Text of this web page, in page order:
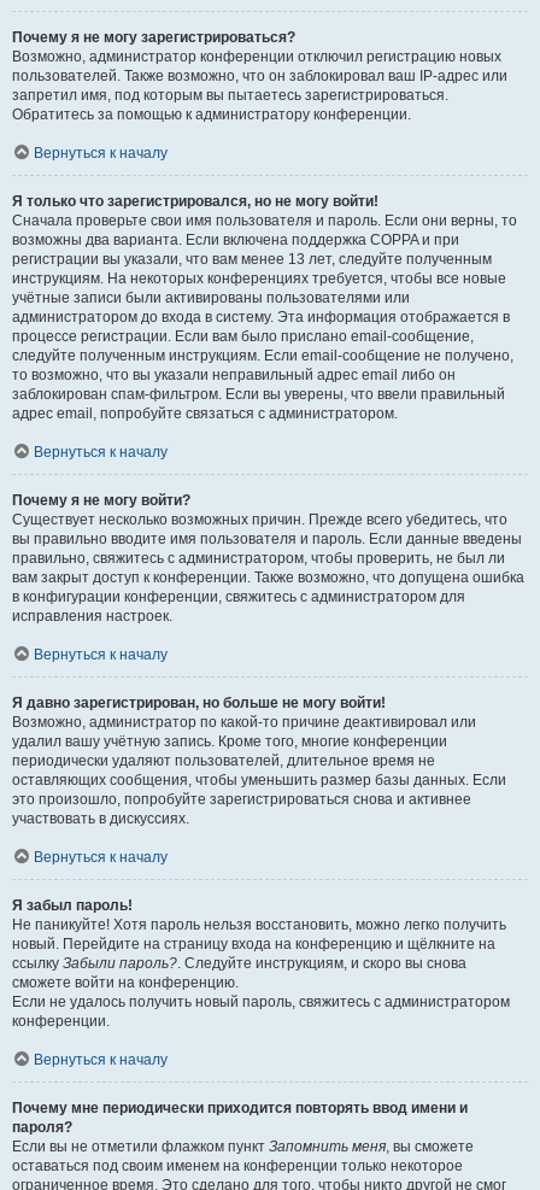
Почему я не могу зарегистрироваться?
Возможно, администратор конференции отключил регистрацию новых
пользователей. Также возможно, что он заблокировал ваш IP-адрес или
запретил имя, под которым вы пытаетесь зарегистрироваться.
Обратитесь за помощью к администратору конференции.
Вернуться к началу
Я только что зарегистрировался, но не могу войти!
Сначала проверьте свои имя пользователя и пароль. Если они верны, то
возможны два варианта. Если включена поддержка COPPA и при
регистрации вы указали, что вам менее 13 лет, следуйте полученным
инструкциям. На некоторых конференциях требуется, чтобы все новые
учётные записи были активированы пользователями или
администратором до входа в систему. Эта информация отображается в
процессе регистрации. Если вам было прислано email-сообщение,
следуйте полученным инструкциям. Если email-сообщение не получено,
то возможно, что вы указали неправильный адрес email либо он
заблокирован спам-фильтром. Если вы уверены, что ввели правильный
адрес email, попробуйте связаться с администратором.
Вернуться к началу
Почему я не могу войти?
Существует несколько возможных причин. Прежде всего убедитесь, что
вы правильно вводите имя пользователя и пароль. Если данные введены
правильно, свяжитесь с администратором, чтобы проверить, не был ли
вам закрыт доступ к конференции. Также возможно, что допущена ошибка
в конфигурации конференции, свяжитесь с администратором для
исправления настроек.
Вернуться к началу
Я давно зарегистрирован, но больше не могу войти!
Возможно, администратор по какой-то причине деактивировал или
удалил вашу учётную запись. Кроме того, многие конференции
периодически удаляют пользователей, длительное время не
оставляющих сообщения, чтобы уменьшить размер базы данных. Если
это произошло, попробуйте зарегистрироваться снова и активнее
участвовать в дискуссиях.
Вернуться к началу
Я забыл пароль!
Не паникуйте! Хотя пароль нельзя восстановить, можно легко получить
новый. Перейдите на страницу входа на конференцию и щёлкните на
ссылку Забыли пароль?. Следуйте инструкциям, и скоро вы снова
сможете войти на конференцию.
Если не удалось получить новый пароль, свяжитесь с администратором
конференции.
Вернуться к началу
Почему мне периодически приходится повторять ввод имени и
пароля?
Если вы не отметили флажком пункт Запомнить меня, вы сможете
оставаться под своим именем на конференции только некоторое
ограниченное время. Это сделано для того, чтобы никто другой не смог